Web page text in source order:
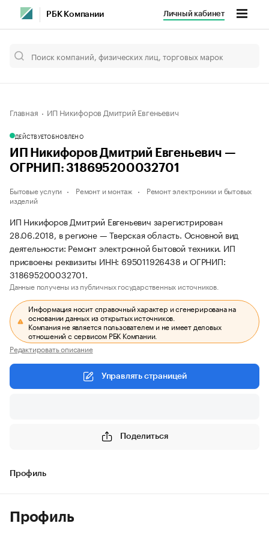
РБК Компании Личный кабинет
Главная ИП Никифоров Дмитрий Евгеньевич
ДЕЙСТВУЕТОБНОВЛЕНО
ИП Никифоров Дмитрий Евгеньевич —
ОГРНИП: 318695200032701
Бытовые услуги Ремонт и монтаж
Ремонт электроники и бытовых
изделий
ИП Никифоров Дмитрий Евгеньевич зарегистрирован
28.06.2018, в регионе — Тверская область. Основной вид
деятельности: Ремонт электронной бытовой техники. ИП
присвоены реквизиты ИНН: 695011926438 и ОГРНИП:
318695200032701.
Данные получены из публичных государственных источников.
Информация носит справочный характер и сгенерирована на
основании данных из открытых источников.
Компания не является пользователем и не имеет деловых
отношений с сервисом РБК Компании.
Редактировать описание
Управлять страницей
Поделиться
Профиль
Профиль